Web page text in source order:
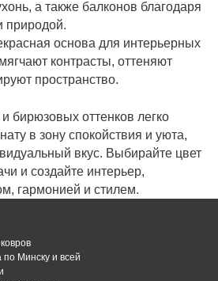
а также балконов благодаря
природой.
основа для интерьерных
контрасты, оттеняют
пространство.
бирюзовых оттенков легко
в зону спокойствия и уюта,
вкус. Выбирайте цвет
и создайте интерьер,
гармонией и стилем.
по Минску и всей